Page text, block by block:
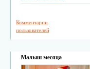
Комментарии
пользователей
Малыш месяца